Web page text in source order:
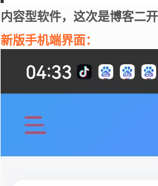
内容型软件，这次是博客二
新版手机端界面：